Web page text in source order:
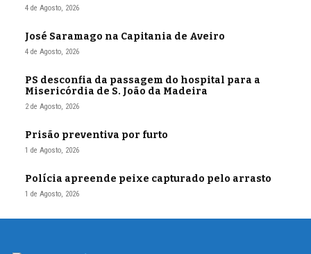
4 de Agosto, 2026
José Saramago na Capitania de Aveiro
4 de Agosto, 2026
PS desconfia da passagem do hospital para a
Misericórdia de S. João da Madeira
2 de Agosto, 2026
Prisão preventiva por furto
1 de Agosto, 2026
Polícia apreende peixe capturado pelo arrasto
1 de Agosto, 2026